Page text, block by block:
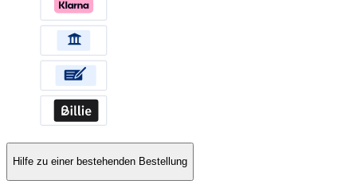
Hilfe zu einer bestehenden Bestellung